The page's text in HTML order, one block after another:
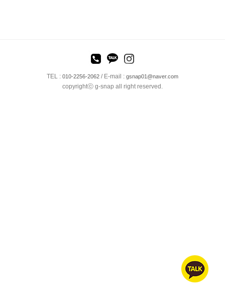
TEL : 010-2256-2062 / E-mail : gsnap01@naver.com
copyrightⓒ g-snap all right reserved.